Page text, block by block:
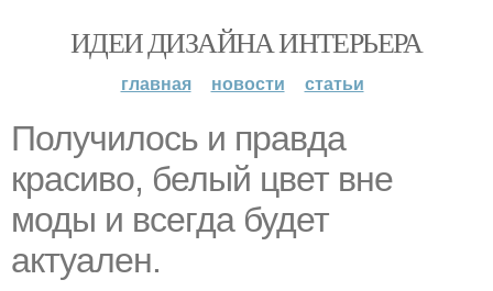
ИДЕИ ДИЗАЙНА ИНТЕРЬЕРА
главная новости статьи
Получилось и правда
красиво, белый цвет вне
моды и всегда будет
актуален.